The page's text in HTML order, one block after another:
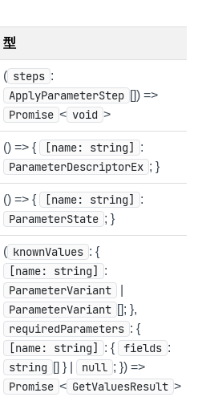
型
( steps :
ApplyParameterStep []) =>
Promise < void >
() => { [name: string] :
ParameterDescriptorEx ; }
() => { [name: string] :
ParameterState ; }
( knownValues : {
[name: string] :
ParameterVariant
ParameterVariant []; },
requiredParameters : {
[name: string] : { fields :
string [] } | null ; }) =>
Promise < GetValuesResult >